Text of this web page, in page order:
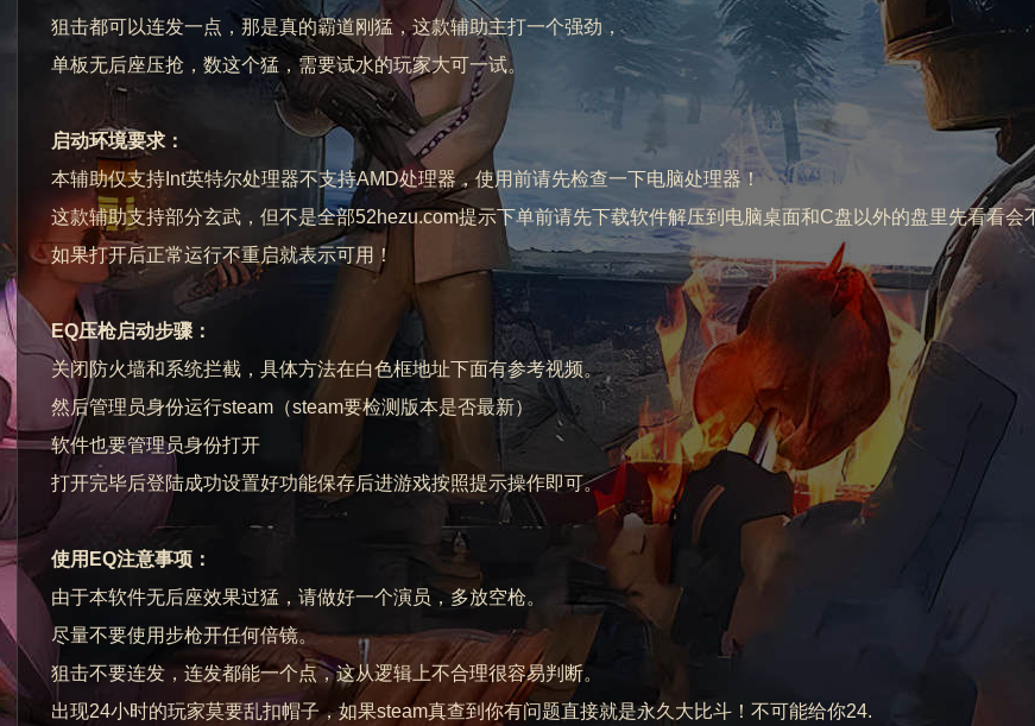
狙击都可以连发一点，那是真的霸道刚猛，这款辅助主打一个强劲，
单板无后座压抢，数这个猛，需要试水的玩家大可一试。
启动环境要求：
本辅助仅支持Int英特尔处理器不支持AMD处理器，使用前请先检查一下电脑处理器！
这款辅助支持部分玄武，但不是全部52hezu.com提示下单前请先下载软件解压到电脑桌面和C盘以外的盘里先看看会
如果打开后正常运行不重启就表示可用！
EQ压枪启动步骤：
关闭防火墙和系统拦截，具体方法在白色框地址下面有参考视频。
然后管理员身份运行steam（steam要检测版本是否最新）
软件也要管理员身份打开
打开完毕后登陆成功设置好功能保存后进游戏按照提示操作即可。
使用EQ注意事项：
由于本软件无后座效果过猛，请做好一个演员，多放空枪。
尽量不要使用步枪开任何倍镜。
狙击不要连发，连发都能一个点，这从逻辑上不合理很容易判断。
出现24小时的玩家莫要乱扣帽子，如果steam真查到你有问题直接就是永久大比斗！不可能给你24.